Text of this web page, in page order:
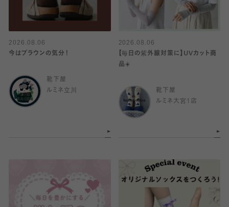
2026.08.06
今はブラウンの気分！
靴下屋
ルミネ立川
2026.08.06
【毎日の紫外線対策に】UVカット商
品☀️
靴下屋
ルミネ大宮1店